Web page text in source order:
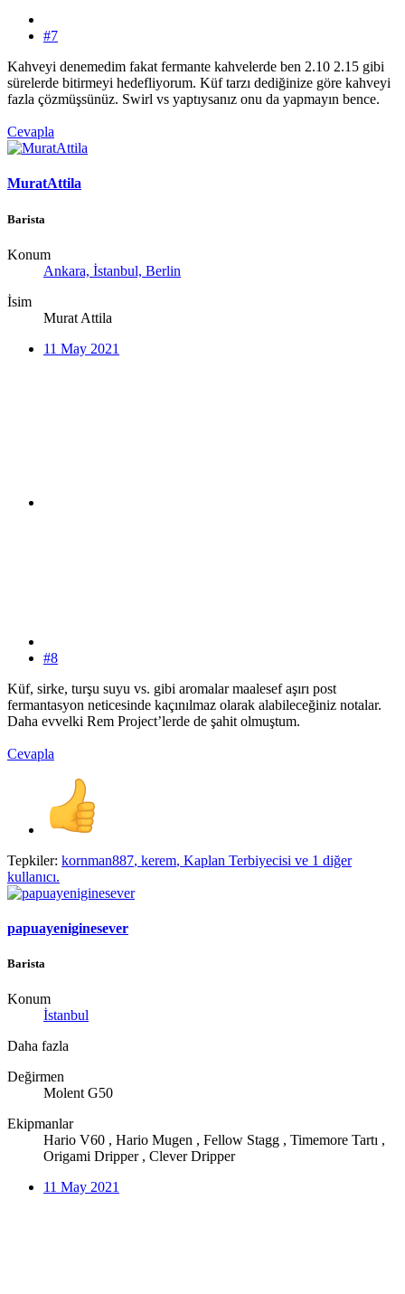
#7
Kahveyi denemedim fakat fermante kahvelerde ben 2.10 2.15 gibi
sürelerde bitirmeyi hedefliyorum. Küf tarzı dediğinize göre kahveyi
fazla çözmüşsünüz. Swirl vs yaptıysanız onu da yapmayın bence.
Cevapla
MuratAttila
Barista
Konum
Ankara, İstanbul, Berlin
İsim
Murat Attila
11 May 2021
#8
Küf, sirke, turşu suyu vs. gibi aromalar maalesef aşırı post
fermantasyon neticesinde kaçınılmaz olarak alabileceğiniz notalar.
Daha evvelki Rem Project’lerde de şahit olmuştum.
Cevapla
Tepkiler: kornman887, kerem, Kaplan Terbiyecisi ve 1 diğer
kullanıcı.
papuayeniginesever
Barista
Konum
İstanbul
Daha fazla
Değirmen
Molent G50
Ekipmanlar
Hario V60 , Hario Mugen , Fellow Stagg , Timemore Tartı ,
Origami Dripper , Clever Dripper
11 May 2021